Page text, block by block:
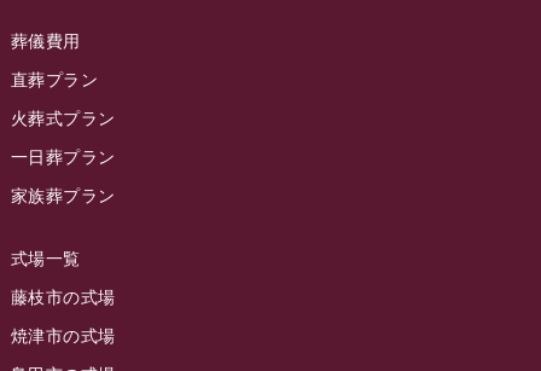
2023年12月
2023年11月
2023年10月
2023年9月
2023年7月
2023年6月
ラビュー静岡籠上イベント情報
ラビュー金谷イベント情報
ラビュー東静岡
ラビューリビング静岡沓谷
ラビュー藤枝
ラビュー藤枝茶町
ラビュー島田稲荷
ラビュー焼津石津
ラビュー藤枝駅北
ラビュー清水飯田
葬儀費用
直葬プラン
火葬式プラン
一日葬プラン
家族葬プラン
式場一覧
藤枝市の式場
焼津市の式場